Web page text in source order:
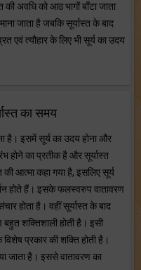
की अवधि को आठ भागों बाँटा जाता
जाता है जबकि सूर्यास्त के बाद
एवं त्यौहार के लिए भी सूर्य का उदय
का समय
है। इसमें सूर्य का उदय होना और
होने का प्रतीक है और सूर्यास्त
आत्मा कहा गया है, इसलिए सूर्य
होते हैं। इसके फलस्वरुप वातावरण
होता है। वहीं सूर्यास्त के बाद
शक्तिशाली होती है। इसी
प्रकार की शक्ति होती है।
जाता है। इससे वातावरण का